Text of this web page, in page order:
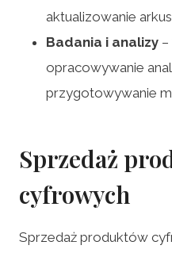
aktualizowanie
Badania i analizy
opracowywanie
przygotowywanie
Sprzedaż
cyfrowych
Sprzedaż produktów